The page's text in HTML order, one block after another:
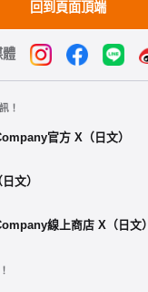
回到頁面頂端
體
！
官方 X（日文）
文）
線上商店 X（日文）